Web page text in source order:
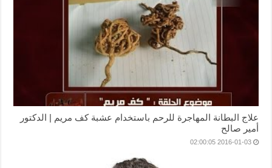
علاج البطانة المهاجرة للرحم باستخدام عشبة كف مريم | الدكتور
أمير صالح
2016-01-03 02:00:05